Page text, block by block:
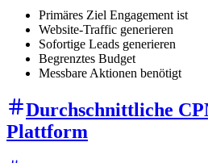
Primäres Ziel Engagement ist
Website-Traffic generieren
Sofortige Leads generieren
Begrenztes Budget
Messbare Aktionen benötigt
Durchschnittliche
Plattform